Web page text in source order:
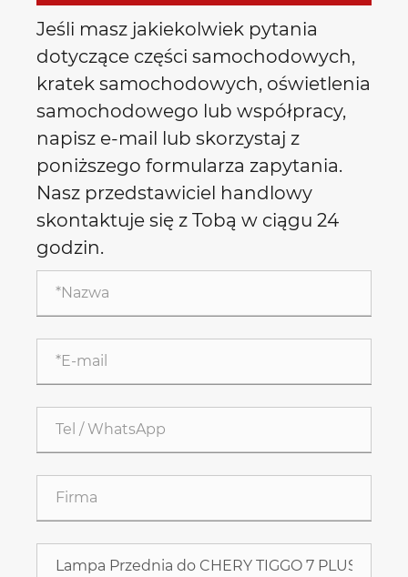
Jeśli masz jakiekolwiek pytania
dotyczące części samochodowych,
kratek samochodowych, oświetlenia
samochodowego lub współpracy,
napisz e-mail lub skorzystaj z
poniższego formularza zapytania.
Nasz przedstawiciel handlowy
skontaktuje się z Tobą w ciągu 24
godzin.